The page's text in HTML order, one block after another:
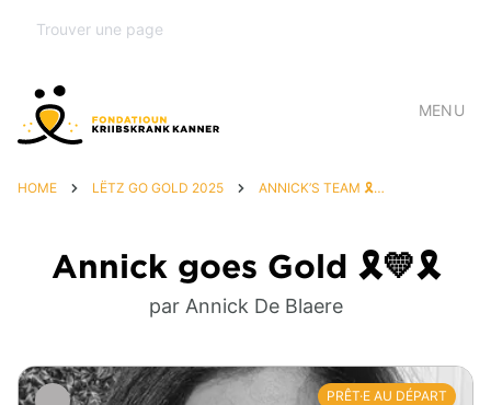
MENU
HOME LËTZ GO GOLD 2025 ANNICK’S TEAM 🎗️💛🎗️
Annick goes Gold 🎗️💛🎗️
par Annick De Blaere
PRÊT·E AU DÉPART